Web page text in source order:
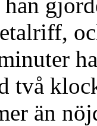
två
än